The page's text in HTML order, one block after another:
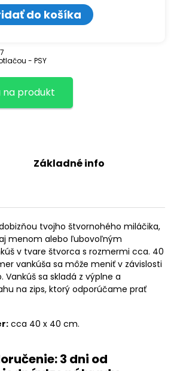
do košíka
- PSY
produkt
Základné info
tvojho štvornohého miláčika,
menom alebo ľubovoľným
v tvare štvorca s rozmermi cca. 40
vankúša sa môže meniť v závislosti
Vankúš sa skladá z výplne a
na zips, ktorý odporúčame prať
cca 40 x 40 cm.
3 dni od